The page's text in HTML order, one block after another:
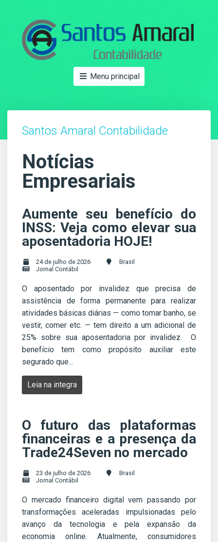
Menu principal
Santos Amaral Contabilidade
Notícias
Empresariais
Aumente seu benefício do
INSS: Veja como elevar sua
aposentadoria HOJE!
24 de julho de 2026
Brasil
Jornal Contábil
O aposentado por invalidez que precisa de
assistência de forma permanente para realizar
atividades básicas diárias — como tomar banho, se
vestir, comer etc. — tem direito a um adicional de
25% sobre sua aposentadoria por invalidez. O
benefício tem como propósito auxiliar este
segurado que...
Leia na integra
O futuro das plataformas
financeiras e a presença da
Trade24Seven no mercado
23 de julho de 2026
Brasil
Jornal Contábil
O mercado financeiro digital vem passando por
transformações aceleradas impulsionadas pelo
avanço da tecnologia e pela expansão da
economia online. Atualmente, consumidores